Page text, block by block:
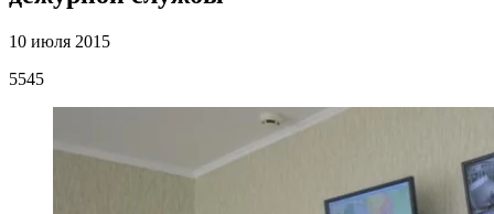
10 июля 2015
5545